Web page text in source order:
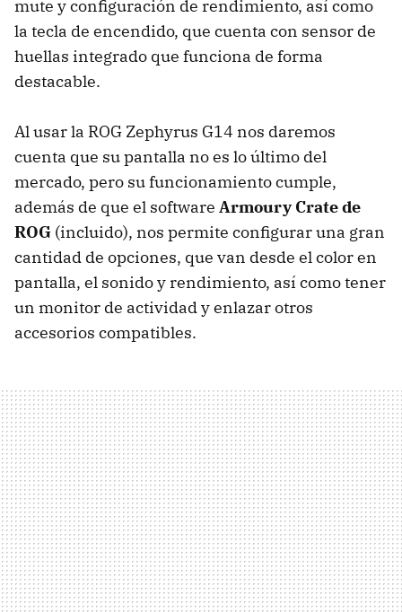
mute y configuración de rendimiento, así como
la tecla de encendido, que cuenta con sensor de
huellas integrado que funciona de forma
destacable.
Al usar la ROG Zephyrus G14 nos daremos
cuenta que su pantalla no es lo último del
mercado, pero su funcionamiento cumple,
además de que el software Armoury Crate de
ROG (incluido), nos permite configurar una gran
cantidad de opciones, que van desde el color en
pantalla, el sonido y rendimiento, así como tener
un monitor de actividad y enlazar otros
accesorios compatibles.